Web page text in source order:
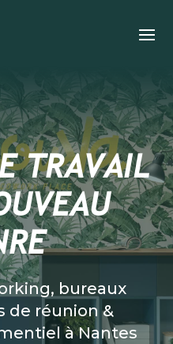
TRAVAIL
bureaux
de réunion &
à Nantes